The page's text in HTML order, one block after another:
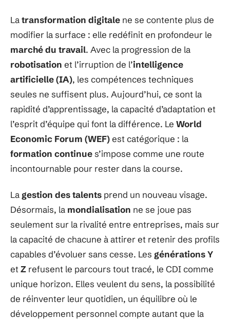
Latransformation digitale ne se contente plus de
modifier la surface : elle redéfinit en profondeur le
marché du travail. Avec la progression de la
robotisation et l’irruption de l’intelligence
artificielle (IA), les compétences techniques
seules ne suffisent plus. Aujourd’hui, ce sont la
rapidité d’apprentissage, la capacité d’adaptation et
l’esprit d’équipe qui font la différence. Le World
Economic Forum (WEF)est catégorique : la
formation continues’impose comme une route
incontournable pour rester dans la course.
La gestion des talents prend un nouveau visage.
Désormais, la mondialisation ne se joue pas
seulement sur la rivalité entre entreprises, mais sur
la capacité de chacune à attirer et retenir des profils
capables d’évoluer sans cesse. Les générations Y
et Z refusent le parcours tout tracé, le CDI comme
unique horizon. Elles veulent du sens, la possibilité
de réinventer leur quotidien, un équilibre où le
développement personnel compte autant que la